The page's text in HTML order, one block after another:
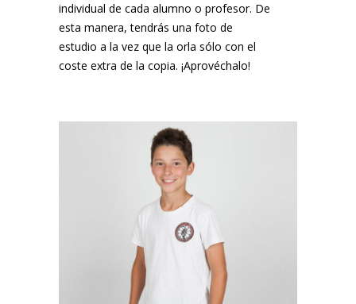
individual de cada alumno o profesor. De
esta manera, tendrás una foto de
estudio a la vez que la orla sólo con el
coste extra de la copia. ¡Aprovéchalo!
¡MARC NOS PIDIÓ UNA COPIA!